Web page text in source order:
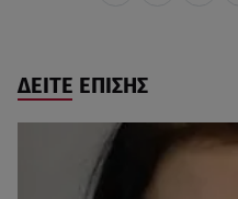
ΔΕΙΤΕ ΕΠΙΣΗΣ